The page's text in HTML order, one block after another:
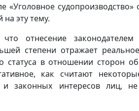
«Уголовное
эту тему.
отнесение
степени отражает
статуса в отношении сторон
как считают
законных интересов лиц,